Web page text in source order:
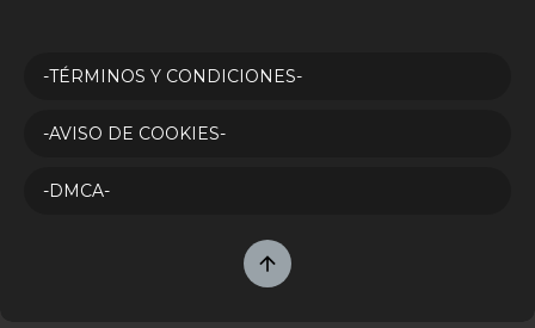
-TÉRMINOS Y CONDICIONES-
-AVISO DE COOKIES-
-DMCA-